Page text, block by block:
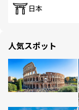
日本
人気スポット